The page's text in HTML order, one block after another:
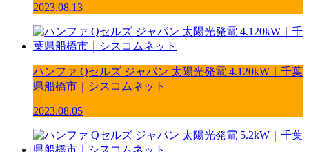
2023.08.13
ハンファ Qセルズ ジャパン 太陽光発電 4.120kW｜千葉
県船橋市｜シスコムネット
2023.08.05